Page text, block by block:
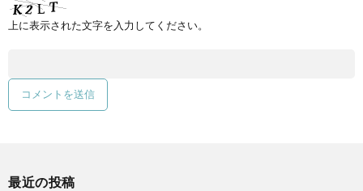
上に表示された文字を入力してください。
最近の投稿